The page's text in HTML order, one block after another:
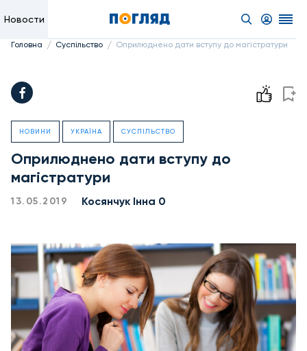
Новости
Головна / Суспільство / Оприлюднено дати вступу до магістратури
НОВИНИ УКРАЇНА СУСПІЛЬСТВО
Оприлюднено дати вступу до
магістратури
13.05.2019 Косянчук Інна 0